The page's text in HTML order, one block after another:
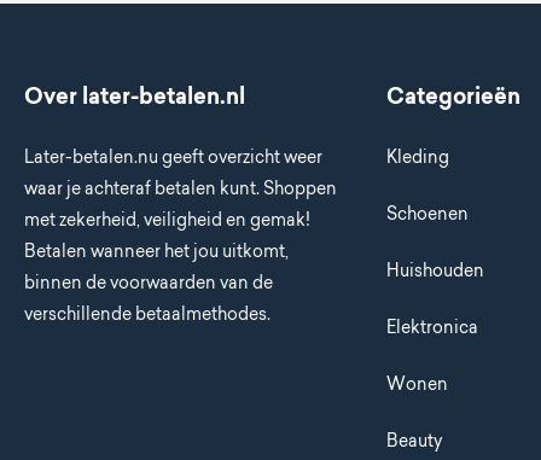
Over later-betalen.nl
Later-betalen.nu geeft overzicht weer
waar je achteraf betalen kunt. Shoppen
met zekerheid, veiligheid en gemak!
Betalen wanneer het jou uitkomt,
binnen de voorwaarden van de
verschillende betaalmethodes.
Categorieën
Kleding
Schoenen
Huishouden
Elektronica
Wonen
Beauty